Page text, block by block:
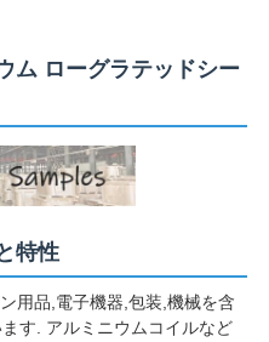
ム ローグラテッドシー
特性
用品,電子機器,包装,機械を含
す. アルミニウムコイルなど